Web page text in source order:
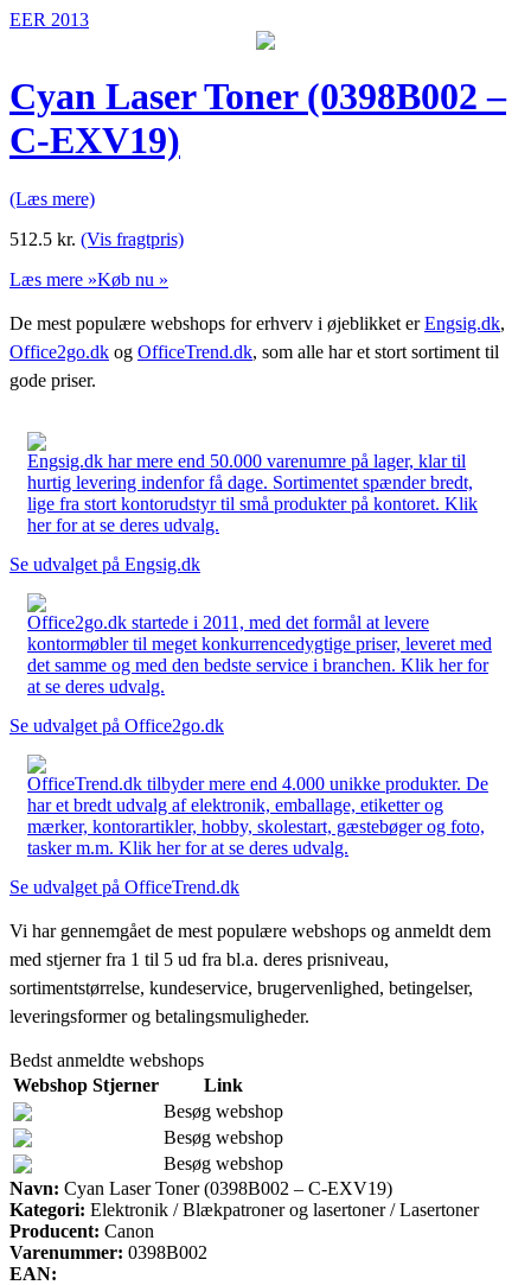
EER 2013
Cyan Laser Toner (0398B002 –
C-EXV19)
(Læs mere)
512.5 kr. (Vis fragtpris)
Læs mere »Køb nu »
De mest populære webshops for erhverv i øjeblikket erEngsig.dk,
Office2go.dk og OfficeTrend.dk, som alle har et stort sortiment til
gode priser.
Engsig.dk har mere end 50.000 varenumre på lager, klar til
hurtig levering indenfor få dage. Sortimentet spænder bredt,
lige fra stort kontorudstyr til små produkter på kontoret. Klik
her for at se deres udvalg.
Se udvalget på Engsig.dk
Office2go.dk startede i 2011, med det formål at levere
kontormøbler til meget konkurrencedygtige priser, leveret med
det samme og med den bedste service i branchen. Klik her for
at se deres udvalg.
Se udvalget på Office2go.dk
OfficeTrend.dk tilbyder mere end 4.000 unikke produkter. De
har et bredt udvalg af elektronik, emballage, etiketter og
mærker, kontorartikler, hobby, skolestart, gæstebøger og foto,
tasker m.m. Klik her for at se deres udvalg.
Se udvalget på OfficeTrend.dk
Vi har gennemgået de mest populære webshops og anmeldt dem
med stjerner fra 1 til 5 ud fra bl.a. deres prisniveau,
sortimentstørrelse, kundeservice, brugervenlighed, betingelser,
leveringsformer og betalingsmuligheder.
Bedst anmeldte webshops
Webshop Stjerner
Link
Besøg webshop
Besøg webshop
Besøg webshop
Navn: Cyan Laser Toner (0398B002 – C-EXV19)
Kategori: Elektronik / Blækpatroner og lasertoner / Lasertoner
Producent: Canon
Varenummer: 0398B002
EAN: